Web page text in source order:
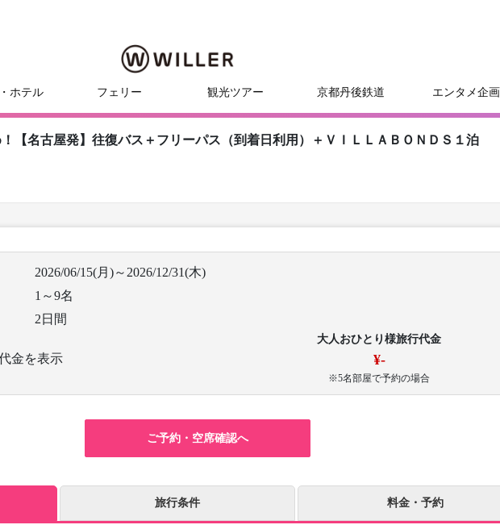
ホテル フェリー 観光ツアー 京都丹後鉄道 エンタメ企画
【名古屋発】往復バス＋フリーパス（到着日利用）＋ＶＩＬＬＡＢＯＮＤＳ１泊
2026/06/15(月)～2026/12/31(木)
1～9名
2日間
金を表示
大人おひとり様旅行代金
¥-
※5名部屋で予約の場合
ご予約・空席確認へ
旅行条件 料金・予約